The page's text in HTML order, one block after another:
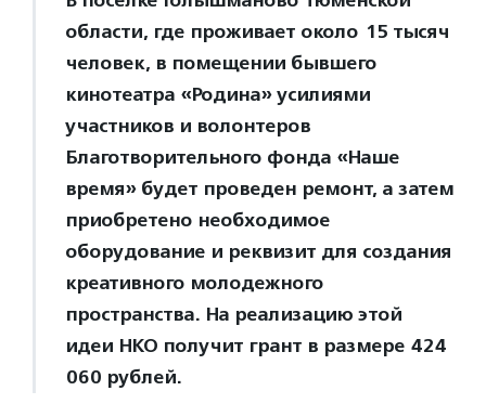
области, где проживает около 15 тысяч
человек, в помещении бывшего
кинотеатра «Родина» усилиями
участников и волонтеров
Благотворительного фонда «Наше
время» будет проведен ремонт, а затем
приобретено необходимое
оборудование и реквизит для создания
креативного молодежного
пространства. На реализацию этой
идеи НКО получит грант в размере 424
060 рублей.